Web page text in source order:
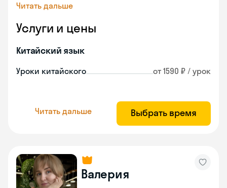
Читать дальше
Услуги и цены
Китайский язык
Уроки китайского от 1590 ₽ / урок
Читать дальше Выбрать время
Валерия